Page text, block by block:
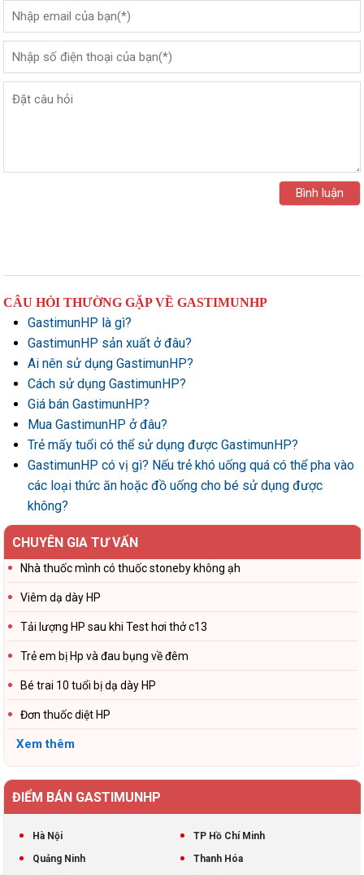
CÂU HỎI THƯỜNG GẶP VỀ GASTIMUNHP
GastimunHP là gì?
GastimunHP sản xuất ở đâu?
Ai nên sử dụng GastimunHP?
Cách sử dụng GastimunHP?
Giá bán GastimunHP?
Mua GastimunHP ở đâu?
Trẻ mấy tuổi có thể sử dụng được GastimunHP?
GastimunHP có vị gì? Nếu trẻ khó uống quá có thể pha vào
các loại thức ăn hoặc đồ uống cho bé sử dụng được
không?
CHUYÊN GIA TƯ VẤN
Nhà thuốc mình có thuốc stoneby không ạh
Viêm dạ dày HP
Tải lượng HP sau khi Test hơi thở c13
Trẻ em bị Hp và đau bụng về đêm
Bé trai 10 tuổi bị dạ dày HP
Đơn thuốc diệt HP
Xem thêm
ĐIỂM BÁN GASTIMUNHP
Hà Nội
TP Hồ Chí Minh
Quảng Ninh
Thanh Hóa